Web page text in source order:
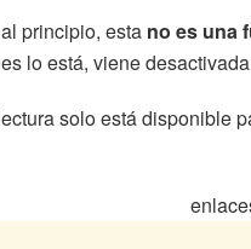
principio, esta no es una
lo está, viene
solo está disponible